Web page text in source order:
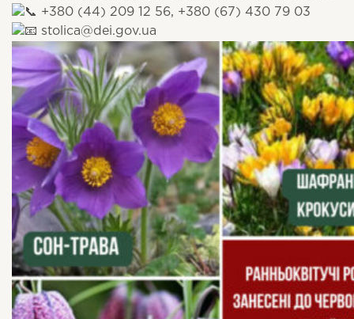
+380 (44) 209 12 56, +380 (67) 430 79 03
stolica@dei.gov.ua